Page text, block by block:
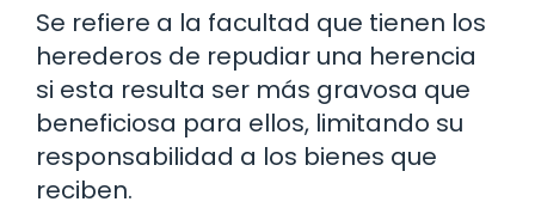
Se refiere a la facultad que tienen los
herederos de repudiar una herencia
si esta resulta ser más gravosa que
beneficiosa para ellos, limitando su
responsabilidad a los bienes que
reciben.